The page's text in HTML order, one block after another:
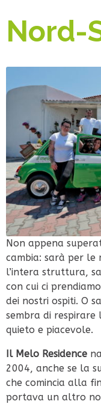
Nord-
Non appena
cambia: sarà per le
l’intera struttura,
con cui ci
dei nostri ospiti. O
sembra di respirare
quieto e piacevole.
Il Melo Residence
2004, anche se la
che comincia alla
portava un altro